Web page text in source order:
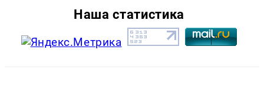
Наша статистика